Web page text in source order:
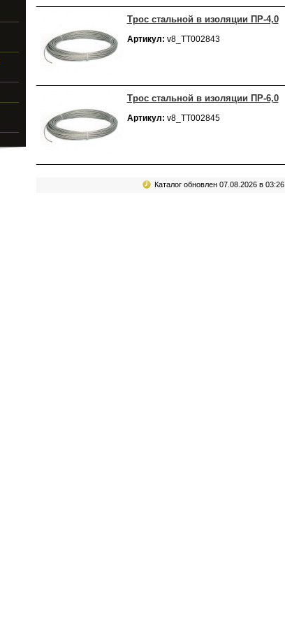
Трос стальной в изоляции ПР-4,0
Артикул: v8_ТТ002843
Трос стальной в изоляции ПР-6,0
Артикул: v8_ТТ002845
Каталог обновлен 07.08.2026 в 03:26